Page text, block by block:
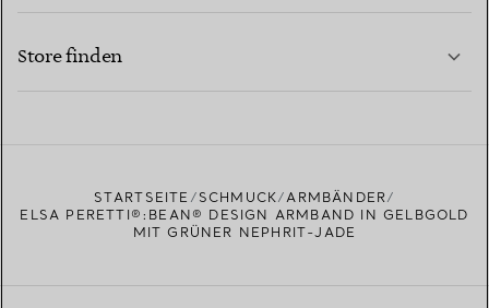
Store finden
STARTSEITE SCHMUCK
ARMBÄNDER
ELSA PERETTI®:BEAN® DESIGN ARMBAND IN GELBGOLD
MIT GRÜNER NEPHRIT-JADE